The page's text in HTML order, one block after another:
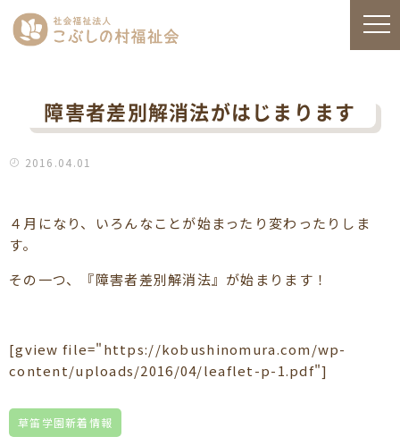
障害者差別解消法がはじまります
2016.04.01
４月になり、いろんなことが始まったり変わったりしま
す。
その一つ、『障害者差別解消法』が始まります！
[gview file="https://kobushinomura.com/wp-
content/uploads/2016/04/leaflet-p-1.pdf"]
草笛学園新着情報